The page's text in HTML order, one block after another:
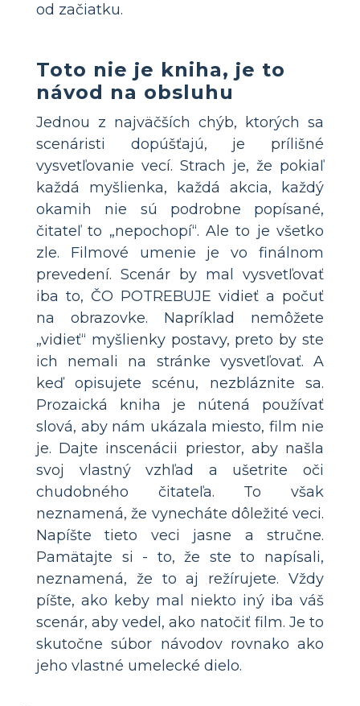
od začiatku.
Toto nie je kniha, je to
návod na obsluhu
Jednou z najväčších chýb, ktorých sa
scenáristi dopúšťajú, je prílišné
vysvetľovanie vecí. Strach je, že pokiaľ
každá myšlienka, každá akcia, každý
okamih nie sú podrobne popísané,
čitateľ to „nepochopí“. Ale to je všetko
zle. Filmové umenie je vo finálnom
prevedení. Scenár by mal vysvetľovať
iba to, ČO POTREBUJE vidieť a počuť
na obrazovke. Napríklad nemôžete
„vidieť“ myšlienky postavy, preto by ste
ich nemali na stránke vysvetľovať. A
keď opisujete scénu, nezbláznite sa.
Prozaická kniha je nútená používať
slová, aby nám ukázala miesto, film nie
je. Dajte inscenácii priestor, aby našla
svoj vlastný vzhľad a ušetrite oči
chudobného čitateľa. To však
neznamená, že vynecháte dôležité veci.
Napíšte tieto veci jasne a stručne.
Pamätajte si - to, že ste to napísali,
neznamená, že to aj režírujete. Vždy
píšte, ako keby mal niekto iný iba váš
scenár, aby vedel, ako natočiť film. Je to
skutočne súbor návodov rovnako ako
jeho vlastné umelecké dielo.